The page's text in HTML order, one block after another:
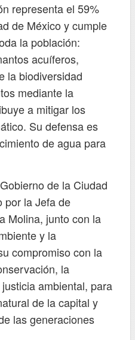
representa el 59%
de México y cumple
la población:
acuíferos,
la biodiversidad
mediante la
a mitigar los
Su defensa es
de agua para
de la Ciudad
por la Jefa de
Molina, junto con la
y la
compromiso con la
la
ambiental, para
de la capital y
las generaciones